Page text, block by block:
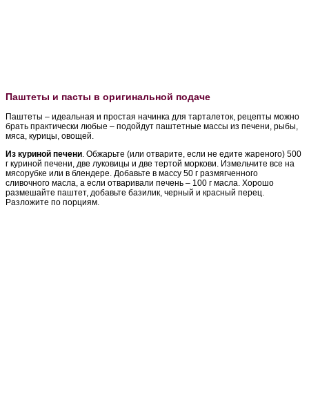
Паштеты и пасты в оригинальной подаче
Паштеты – идеальная и простая начинка для тарталеток, рецепты можно
брать практически любые – подойдут паштетные массы из печени, рыбы,
мяса, курицы, овощей.
Из куриной печени. Обжарьте (или отварите, если не едите жареного) 500
г куриной печени, две луковицы и две тертой моркови. Измельчите все на
мясорубке или в блендере. Добавьте в массу 50 г размягченного
сливочного масла, а если отваривали печень – 100 г масла. Хорошо
размешайте паштет, добавьте базилик, черный и красный перец.
Разложите по порциям.